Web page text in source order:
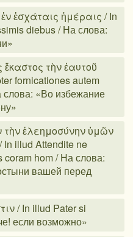
ἐσχάταις ἡμέραις / In
diebus / На слова:
τὴν ἑαυτοῦ
fornicationes autem
«Во избежание
τὴν ἐλεημοσύνην ὑμῶν
illud Attendite ne
coram hom / На слова:
вашей перед
/ In illud Pater si
если возможно»